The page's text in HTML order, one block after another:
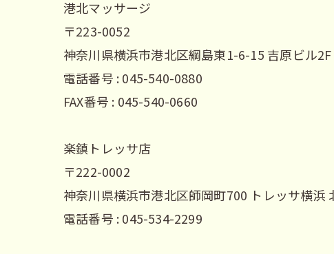
港北マッサージ
〒223-0052
神奈川県横浜市港北区綱島東1-6-15 吉原ビル2F
電話番号 : 045-540-0880
FAX番号 : 045-540-0660
楽鎮トレッサ店
〒222-0002
神奈川県横浜市港北区師岡町700 トレッサ横浜
電話番号 : 045-534-2299